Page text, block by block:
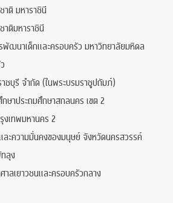
าติ มหาราชินี
าติมหาราชินี
พัฒนาเด็กและครอบครัว มหาวิทยาลัยมหิดล
ชบุรี จำกัด (ในพระบรมราชูปถัมภ์)
ษาประถมศึกษาสกลนคร เขต 2
เทพมหานคร 2
ะความมั่นคงของมนุษย์ จังหวัดนครสวรรค์
ลุง
าลเยาวชนและครอบครัวกลาง